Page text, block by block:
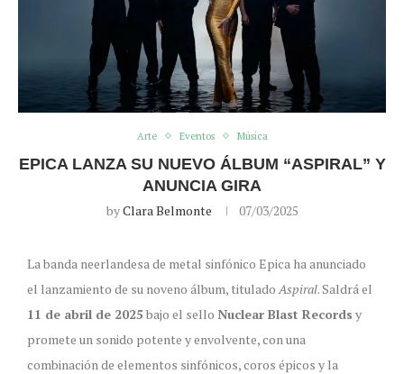
Arte Eventos Música
EPICA LANZA SU NUEVO ÁLBUM “ASPIRAL” Y
ANUNCIA GIRA
byClara Belmonte 07/03/2025
La banda neerlandesa de metal sinfónico Epica ha anunciado
el lanzamiento de su noveno álbum, titulado Aspiral. Saldrá el
11 de abril de 2025 bajo el sello Nuclear Blast Records y
promete un sonido potente y envolvente, con una
combinación de elementos sinfónicos, coros épicos y la